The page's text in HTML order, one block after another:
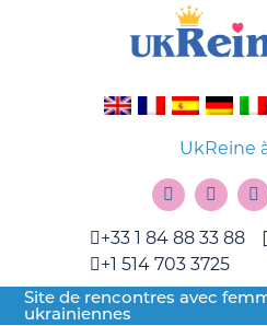
UkReine
+33 1 84 88 33 88
+1 514 703 3725
Site de rencontres avec
ukrainiennes